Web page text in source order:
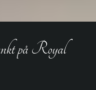
på Royal